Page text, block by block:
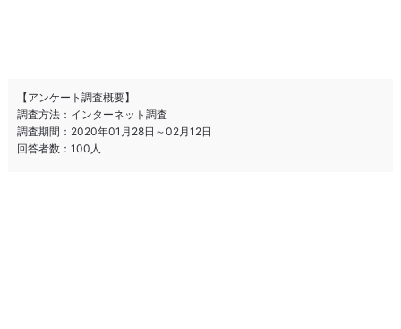
【アンケート調査概要】
調査方法：インターネット調査
調査期間：2020年01月28日～02月12日
回答者数：100人